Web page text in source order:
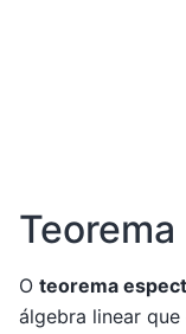
O teorema
álgebra linear